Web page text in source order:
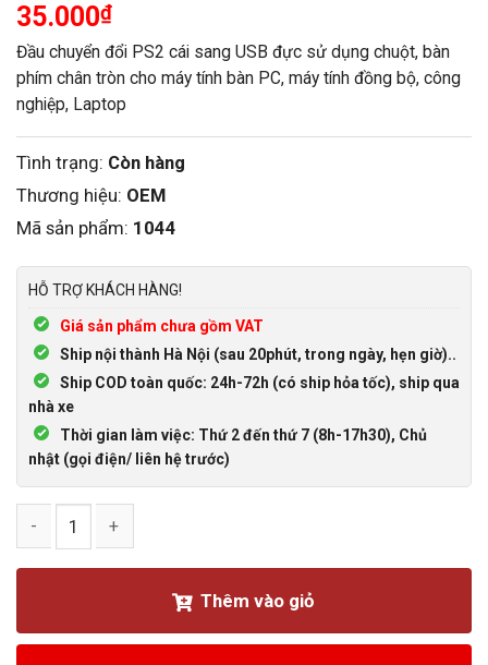
35.000₫
Đầu chuyển đổi PS2 cái sang USB đực sử dụng chuột, bàn
phím chân tròn cho máy tính bàn PC, máy tính đồng bộ, công
nghiệp, Laptop
Tình trạng: Còn hàng
Thương hiệu: OEM
Mã sản phẩm: 1044
HỖ TRỢ KHÁCH HÀNG!
Giá sản phẩm chưa gồm VAT
Ship nội thành Hà Nội (sau 20phút, trong ngày, hẹn giờ)..
Ship COD toàn quốc: 24h-72h (có ship hỏa tốc), ship qua
nhà xe
Thời gian làm việc: Thứ 2 đến thứ 7 (8h-17h30), Chủ
nhật (gọi điện/ liên hệ trước)
Thêm vào giỏ